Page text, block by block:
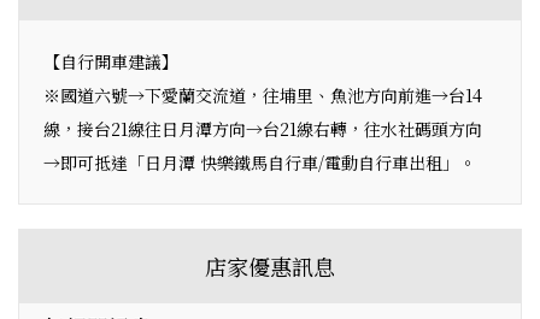
【自行開車建議】
※國道六號→下愛蘭交流道，往埔里、魚池方向前進→台14
線，接台21線往日月潭方向→台21線右轉，往水社碼頭方向
→即可抵達「日月潭 快樂鐵馬自行車/電動自行車出租」。
店家優惠訊息